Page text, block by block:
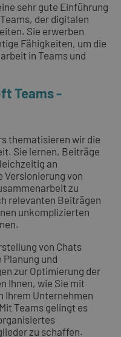
sehr gute Einführung
der digitalen
Sie erwerben
Fähigkeiten, um die
in Teams und
Teams -
thematisieren wir die
Sie lernen, Beiträge
an
Versionierung von
zu
relevanten Beiträgen
unkomplizierten
von Chats
und
zur Optimierung der
Ihnen, wie Sie mit
Ihrem Unternehmen
Teams gelingt es
zu schaffen.